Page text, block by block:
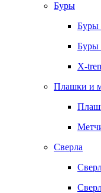
Буры
Буры
Буры
X-
Плашки и
Сверла